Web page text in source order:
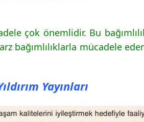
çok önemlidir. Bu
bağımlılıklarla mücadele
Yayınları